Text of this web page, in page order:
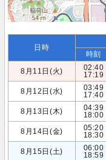
日時
時刻
8月11日(火)
02:40
17:19
8月12日(水)
03:49
17:40
8月13日(木)
04:39
18:00
8月14日(金)
05:20
18:30
8月15日(土)
06:00
18:59